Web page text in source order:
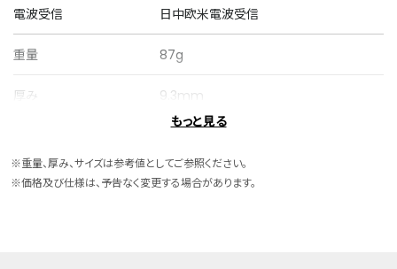
電波受信 日中欧米電波受信
重量 87g
厚み 9.3mm
ケース素材 スーパーチタニウム
もっと見る
※重量、厚み、サイズは参考値としてご参照ください。
※価格及び仕様は、予告なく変更する場合があります。